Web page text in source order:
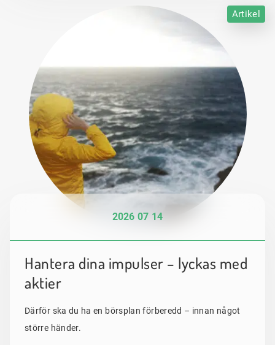
Artikel
2026 07 14
Hantera dina impulser – lyckas med
aktier
Därför ska du ha en börsplan förberedd – innan något
större händer.